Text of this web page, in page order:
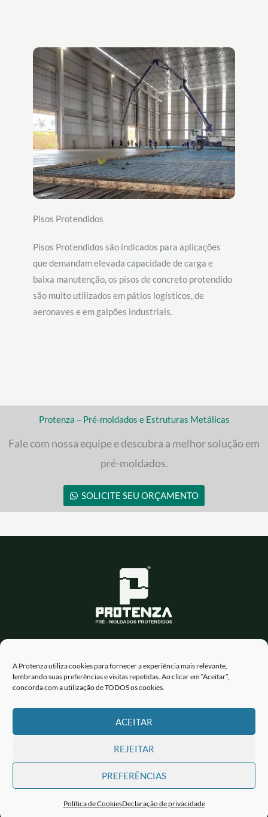
A Protenza utiliza cookies para fornecer a experiência mais relevante,
lembrando suas preferências e visitas repetidas. Ao clicar em “Aceitar”,
concorda com a utilização de TODOS os cookies.
ACEITAR
REJEITAR
PREFERÊNCIAS
Política de CookiesDeclaração de privacidade
Pisos Protendidos
Pisos Protendidos são indicados para aplicações
que demandam elevada capacidade de carga e
baixa manutenção, os pisos de concreto protendido
são muito utilizados em pátios logísticos, de
aeronaves e em galpões industriais.
Protenza – Pré-moldados e Estruturas Metálicas
Fale com nossa equipe e descubra a melhor solução em
pré-moldados.
SOLICITE SEU ORÇAMENTO
Apucarana - PR
Fone: (43) 3456-1700
Copyright © 2026 | MPA - PRE-MOLDADOS EIRELI - CNPJ
11.958.285/0001-94 | Powered byLondrinaSEO